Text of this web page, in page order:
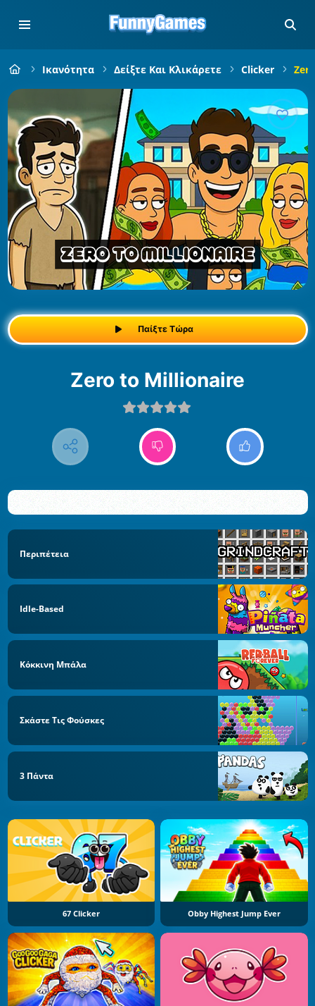
Ικανότητα Δείξτε Και Κλικάρετε Clicker
Παίξτε Τώρα
Zero to Millionaire
Περιπέτεια
Idle-Based
Κόκκινη Μπάλα
Σκάστε Τις Φούσκες
3 Πάντα
67 Clicker Obby Highest Jump Ever